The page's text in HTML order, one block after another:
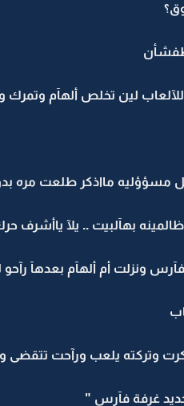
طفشأن
لين تخلص ألهآم وتمرك
مسؤؤليه مااذكر طلعت مره
ظالمينه بهآلبيت .. يلآ ياأشرف
ونزلت أم ألهآم بعدهآ رآحو
وتركته يلعب ورآحت تتقضى
غرفة فآرس "